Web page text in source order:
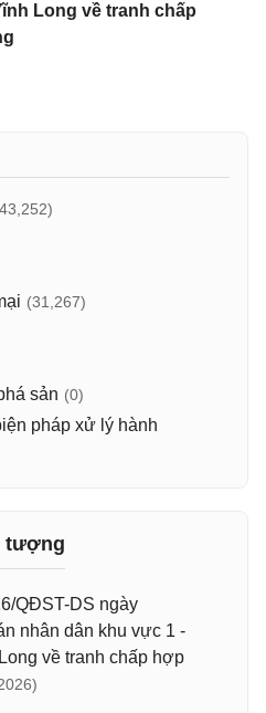
Long về tranh chấp
(31,267)
sản (0)
pháp xử lý hành
tượng
QĐST-DS ngày
nhân dân khu vực 1 -
về tranh chấp hợp